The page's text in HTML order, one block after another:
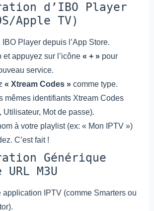
d’IBO Player
Apple TV)
Player depuis l’App Store.
et appuyez sur l’icône « + » pour
service.
« Xtream Codes » comme type.
mêmes identifiants Xtream Codes
Utilisateur, Mot de passe).
à votre playlist (ex: « Mon IPTV »)
C’est fait !
Générique
M3U
application IPTV (comme Smarters ou